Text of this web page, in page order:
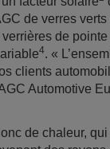
de verres verts
de
4. «
clients
Automotive
de chaleur,